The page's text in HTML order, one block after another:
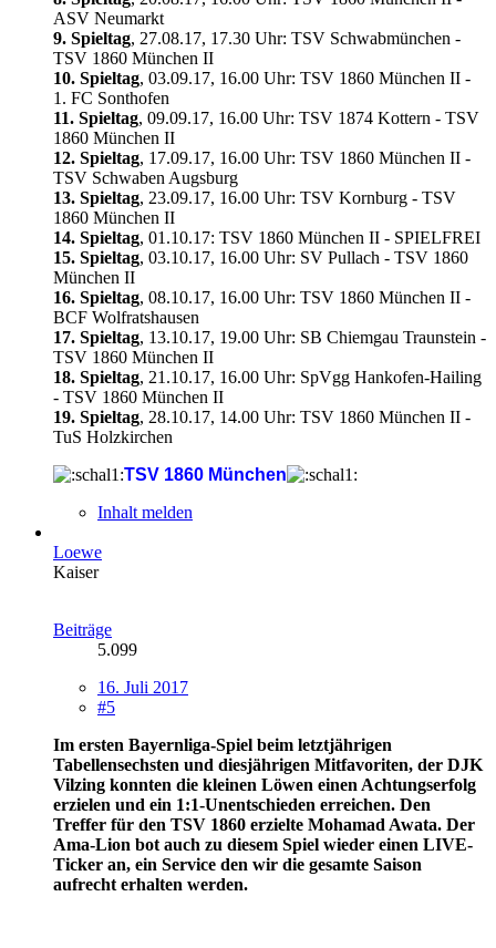
ASV Neumarkt
9. Spieltag, 27.08.17, 17.30 Uhr: TSV Schwabmünchen -
TSV 1860 München II
10. Spieltag, 03.09.17, 16.00 Uhr: TSV 1860 München II -
1. FC Sonthofen
11. Spieltag, 09.09.17, 16.00 Uhr: TSV 1874 Kottern - TSV
1860 München II
12. Spieltag, 17.09.17, 16.00 Uhr: TSV 1860 München II -
TSV Schwaben Augsburg
13. Spieltag, 23.09.17, 16.00 Uhr: TSV Kornburg - TSV
1860 München II
14. Spieltag, 01.10.17: TSV 1860 München II - SPIELFREI
15. Spieltag, 03.10.17, 16.00 Uhr: SV Pullach - TSV 1860
München II
16. Spieltag, 08.10.17, 16.00 Uhr: TSV 1860 München II -
BCF Wolfratshausen
17. Spieltag, 13.10.17, 19.00 Uhr: SB Chiemgau Traunstein -
TSV 1860 München II
18. Spieltag, 21.10.17, 16.00 Uhr: SpVgg Hankofen-Hailing
- TSV 1860 München II
19. Spieltag, 28.10.17, 14.00 Uhr: TSV 1860 München II -
TuS Holzkirchen
TSV 1860 München
Inhalt melden
Loewe
Kaiser
Beiträge
5.099
16. Juli 2017
#5
Im ersten Bayernliga-Spiel beim letztjährigen
Tabellensechsten und diesjährigen Mitfavoriten, der DJK
Vilzing konnten die kleinen Löwen einen Achtungserfolg
erzielen und ein 1:1-Unentschieden erreichen. Den
Treffer für den TSV 1860 erzielte Mohamad Awata. Der
Ama-Lion bot auch zu diesem Spiel wieder einen LIVE-
Ticker an, ein Service den wir die gesamte Saison
aufrecht erhalten werden.